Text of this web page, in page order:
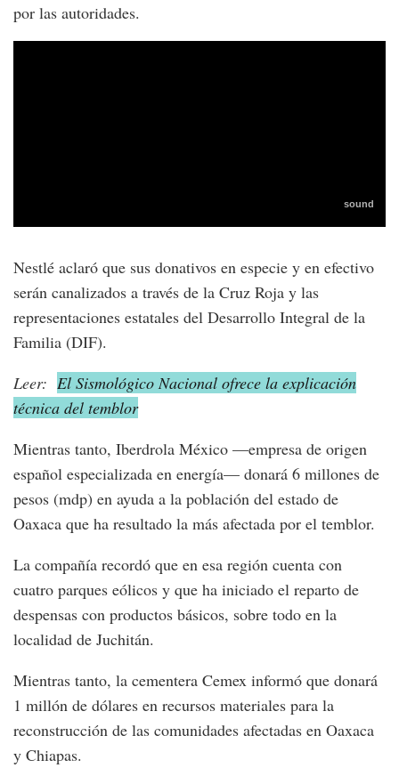
por las autoridades.
Nestlé aclaró que sus donativos en especie y en efectivo
serán canalizados a través de la Cruz Roja y las
representaciones estatales del Desarrollo Integral de la
Familia (DIF).
Leer: El Sismológico Nacional ofrece la explicación
técnica del temblor
Mientras tanto, Iberdrola México —empresa de origen
español especializada en energía— donará 6 millones de
pesos (mdp) en ayuda a la población del estado de
Oaxaca que ha resultado la más afectada por el temblor.
La compañía recordó que en esa región cuenta con
cuatro parques eólicos y que ha iniciado el reparto de
despensas con productos básicos, sobre todo en la
localidad de Juchitán.
Mientras tanto, la cementera Cemex informó que donará
1 millón de dólares en recursos materiales para la
reconstrucción de las comunidades afectadas en Oaxaca
y Chiapas.